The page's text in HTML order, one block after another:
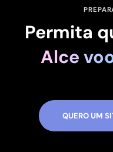
Permita
Alce
QUERO UM